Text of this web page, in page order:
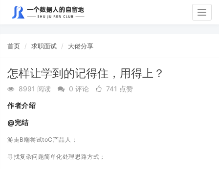
首页 求职面试 大佬分享
怎样让学到的记得住，用得上？
8991 阅读 0 评论
741 点赞
作者介绍
@完结
游走B端尝试toC产品人；
寻找复杂问题简单化处理思路方式；